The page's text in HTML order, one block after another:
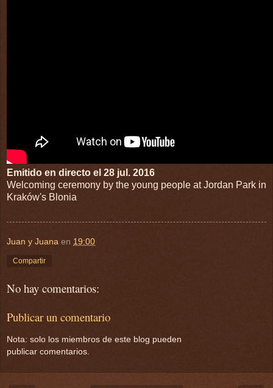
Emitido en directo el 28 jul. 2016
Welcoming ceremony by the young people at Jordan Park in
Kraków's Blonia
Juan y Juana en 19:00
Compartir
No hay comentarios:
Publicar un comentario
Nota: solo los miembros de este blog pueden
publicar comentarios.